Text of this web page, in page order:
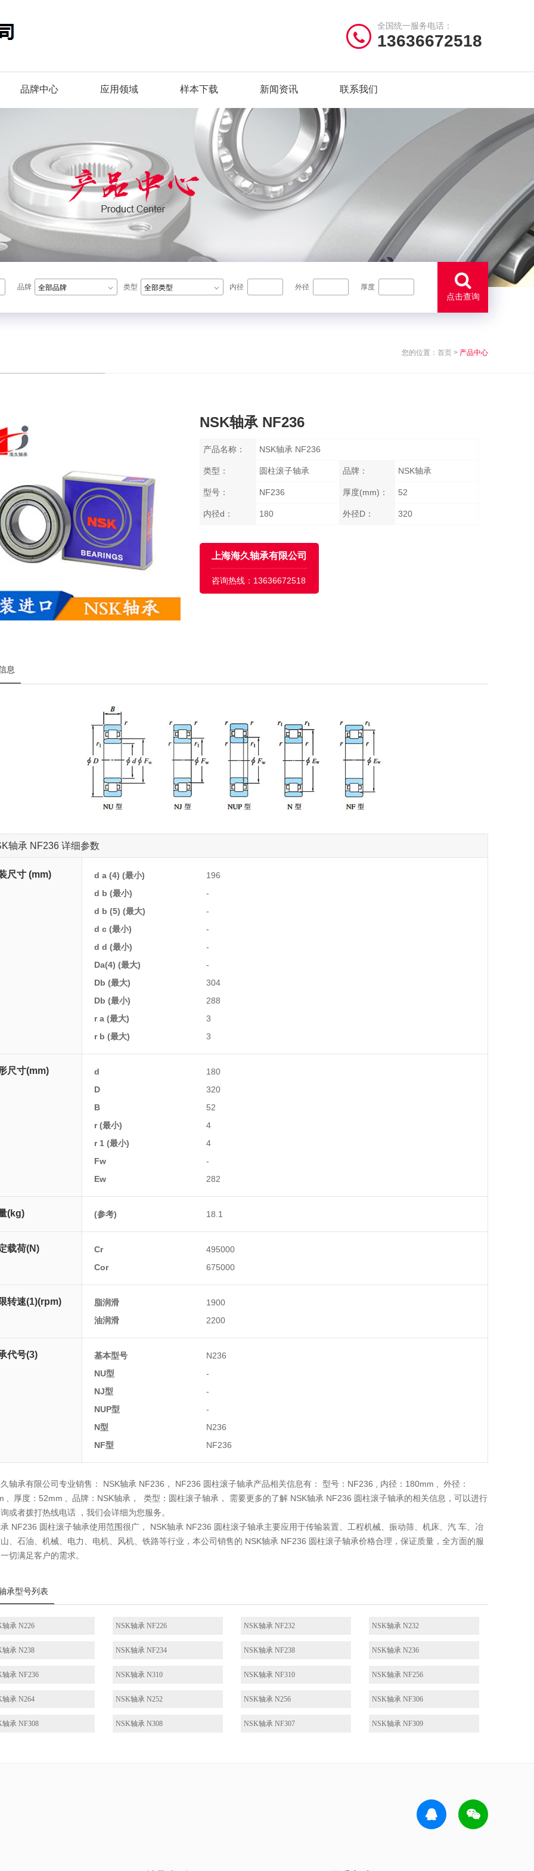
全国统一服务电话：
13636672518
品牌中心 应用领域 样本下载 新闻资讯 联系我们
品牌 全部品牌 类型 全部类型 内径 外径 厚度
点击查询
您的位置： 首页 > 产品中心
NSK轴承 NF236
产品名称： NSK轴承 NF236
类型： 圆柱滚子轴承 品牌： NSK轴承
型号： NF236 厚度(mm)： 52
内径d： 180 外径D： 320
上海海久轴承有限公司
咨询热线： 13636672518
息
轴承 NF236 详细参数
尺寸 (mm) d a (4) (最小)
196
d b (最小)
-
d b (5) (最大)
-
d c (最小)
-
d d (最小)
-
Da(4) (最大)
-
Db (最大)
304
Db (最小)
288
r a (最大)
3
r b (最大)
3
尺寸(mm) d
180
D
320
B
52
r (最小)
4
r 1 (最小)
4
Fw
-
Ew
282
(kg) (参考) 18.1
载荷(N) Cr
495000
Cor
675000
转速(1)(rpm) 脂润滑
1900
油润滑
2200
代号(3) 基本型号
N236
NU型
-
NJ型
-
NUP型
-
N型
N236
NF型
NF236
久轴承有限公司专业销售： NSK轴承 NF236， NF236 圆柱滚子轴承产品相关信息有： 型号：NF236 , 内径：180mm , 外径：
, 厚度：52mm , 品牌：NSK轴承， 类型：圆柱滚子轴承， 需要更多的了解 NSK轴承 NF236 圆柱滚子轴承的相关信息，可以进行
或者拨打热线电话 ，我们会详细为您服务。
NF236 圆柱滚子轴承使用范围很广， NSK轴承 NF236 圆柱滚子轴承主要应用于传输装置、工程机械、振动筛、机床、汽 车、冶
、石油、机械、电力、电机、风机、铁路等行业，本公司销售的 NSK轴承 NF236 圆柱滚子轴承价格合理，保证质量，全方面的服
切满足客户的需求。
承型号列表
轴承 N226 NSK轴承 NF226 NSK轴承 NF232 NSK轴承 N232
轴承 N238 NSK轴承 NF234 NSK轴承 NF238 NSK轴承 N236
轴承 NF236 NSK轴承 N310 NSK轴承 NF310 NSK轴承 NF256
轴承 N264 NSK轴承 N252 NSK轴承 N256 NSK轴承 NF306
轴承 NF308 NSK轴承 N308 NSK轴承 NF307 NSK轴承 NF309